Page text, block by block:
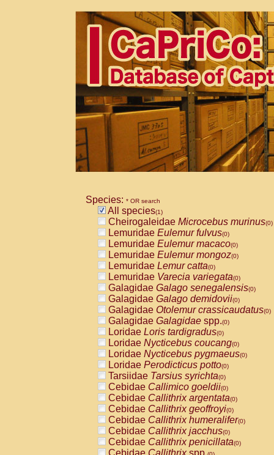
Species: * OR search
All species(1)
Cheirogaleidae Microcebus murinus(0)
Lemuridae Eulemur fulvus(0)
Lemuridae Eulemur macaco(0)
Lemuridae Eulemur mongoz(0)
Lemuridae Lemur catta(0)
Lemuridae Varecia variegata(0)
Galagidae Galago senegalensis(0)
Galagidae Galago demidovii(0)
Galagidae Otolemur crassicaudatus(0)
Galagidae Galagidae spp.(0)
Loridae Loris tardigradus(0)
Loridae Nycticebus coucang(0)
Loridae Nycticebus pygmaeus(0)
Loridae Perodicticus potto(0)
Tarsiidae Tarsius syrichta(0)
Cebidae Callimico goeldii(0)
Cebidae Callithrix argentata(0)
Cebidae Callithrix geoffroyi(0)
Cebidae Callithrix humeralifer(0)
Cebidae Callithrix jacchus(0)
Cebidae Callithrix penicillata(0)
Cebidae Callithrixspp.